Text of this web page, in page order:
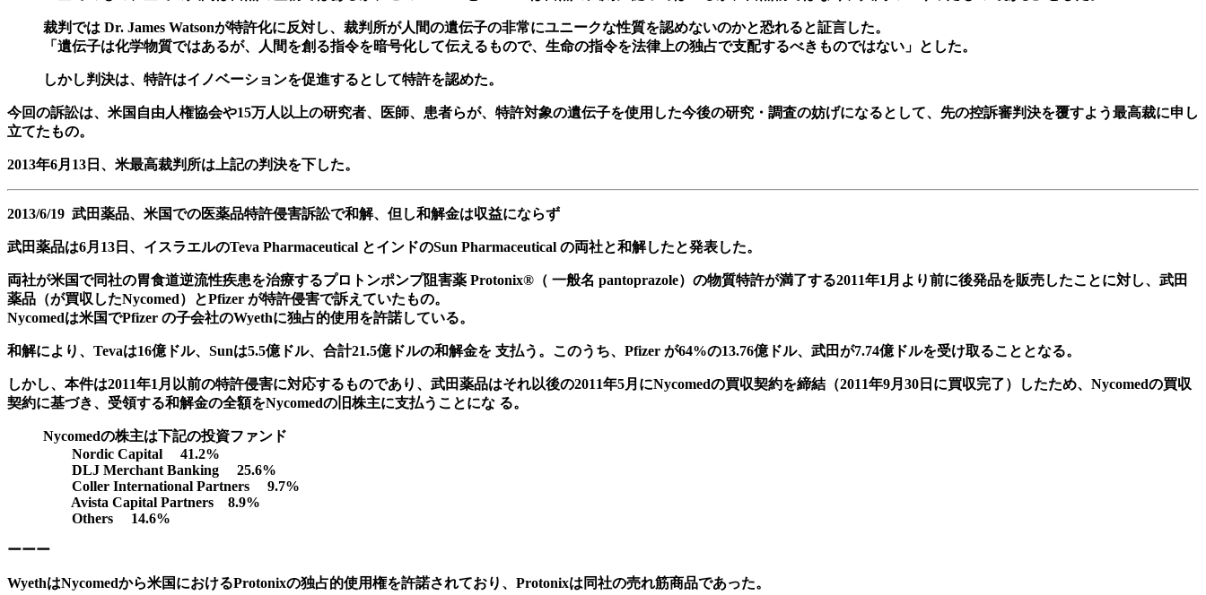
裁判では Dr. James Watsonが特許化に反対し、裁判所が人間の遺伝子の非常にユニークな性質を認めないのかと恐れると証言した。
「遺伝子は化学物質ではあるが、人間を創る指令を暗号化して伝えるもので、生命の指令を法律上の独占で支配するべきものではない」とした。
しかし判決は、特許はイノベーションを促進するとして特許を認めた。
今回の訴訟は、米国自由人権協会や15万人以上の研究者、医師、患者らが、特許対象の遺伝子を使用した今後の研究・調査の妨げになるとして、先の控訴審判決を覆すよう最高裁に申し
立てたもの。
2013年6月13日、米最高裁判所は上記の判決を下した。
2013/6/19 武田薬品、米国での医薬品特許侵害訴訟で和解、但し和解金は収益にならず
武田薬品は6月13日、イスラエルのTeva Pharmaceutical とインドのSun Pharmaceutical の両社と和解したと発表した。
両社が米国で同社の胃食道逆流性疾患を治療するプロトンポンプ阻害薬 Protonix®（ 一般名 pantoprazole）の物質特許が満了する2011年1月より前に後発品を販売したことに対し、武田
薬品（が買収したNycomed）とPfizer が特許侵害で訴えていたもの。
Nycomedは米国でPfizer の子会社のWyethに独占的使用を許諾している。
和解により、Tevaは16億ドル、Sunは5.5億ドル、合計21.5億ドルの和解金を 支払う。このうち、Pfizer が64%の13.76億ドル、武田が7.74億ドルを受け取ることとなる。
しかし、本件は2011年1月以前の特許侵害に対応するものであり、武田薬品はそれ以後の2011年5月にNycomedの買収契約を締結（2011年9月30日に買収完了）したため、Nycomedの買収
契約に基づき、受領する和解金の全額をNycomedの旧株主に支払うことにな る。
Nycomedの株主は下記の投資ファンド
Nordic Capital 41.2%
DLJ Merchant Banking 25.6%
Coller International Partners 9.7%
Avista Capital Partners 8.9%
Others 14.6%
ーーー
WyethはNycomedから米国におけるProtonixの独占的使用権を許諾されており、Protonixは同社の売れ筋商品であった。